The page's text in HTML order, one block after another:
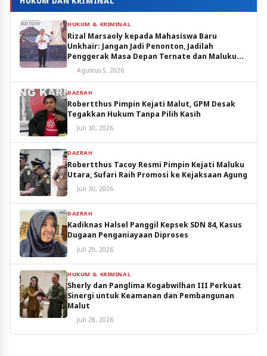
HUKUM & KRIMINAL
Rizal Marsaoly kepada Mahasiswa Baru
Unkhair: Jangan Jadi Penonton, Jadilah
Penggerak Masa Depan Ternate dan Maluku
Utara
Agustus 5, 2026
DAERAH
Robertthus Pimpin Kejati Malut, GPM Desak
Tegakkan Hukum Tanpa Pilih Kasih
Juli 30, 2026
DAERAH
Robertthus Tacoy Resmi Pimpin Kejati Maluku
Utara, Sufari Raih Promosi ke Kejaksaan Agung
Juli 30, 2026
DAERAH
Kadiknas Halsel Panggil Kepsek SDN 84, Kasus
Dugaan Penganiayaan Diproses
Juli 29, 2026
HUKUM & KRIMINAL
Sherly dan Panglima Kogabwilhan III Perkuat
Sinergi untuk Keamanan dan Pembangunan
Malut
Juli 28, 2026